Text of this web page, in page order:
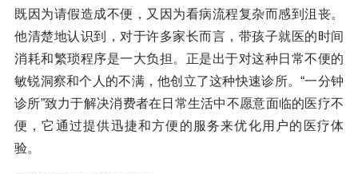
既因为请假造成不便，又因为看病流程复杂而感到沮丧。
他清楚地认识到，对于许多家长而言，带孩子就医的时间
消耗和繁琐程序是一大负担。正是出于对这种日常不便的
敏锐洞察和个人的不满，他创立了这种快速诊所。“一分钟
诊所”致力于解决消费者在日常生活中不愿意面临的医疗不
便，它通过提供迅捷和方便的服务来优化用户的医疗体
验。